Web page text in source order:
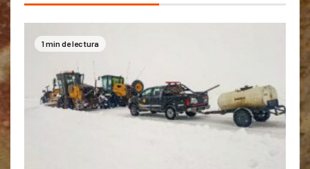
1 min de lectura